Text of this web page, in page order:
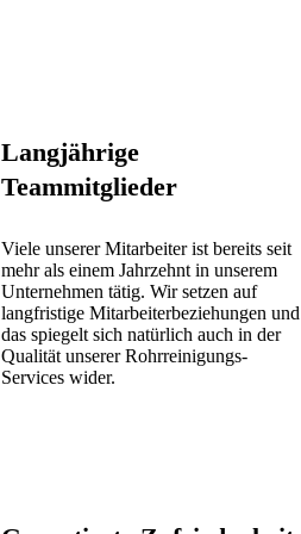
Langjährige
Teammitglieder
Viele unserer Mitarbeiter ist bereits seit
mehr als einem Jahrzehnt in unserem
Unternehmen tätig. Wir setzen auf
langfristige Mitarbeiterbeziehungen und
das spiegelt sich natürlich auch in der
Qualität unserer Rohrreinigungs-
Services wider.